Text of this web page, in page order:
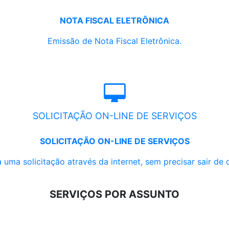
NOTA FISCAL ELETRÔNICA
Emissão de Nota Fiscal Eletrônica.
SOLICITAÇÃO ON-LINE DE SERVIÇOS
SOLICITAÇÃO ON-LINE DE SERVIÇOS
uma solicitação através da internet, sem precisar sair de
SERVIÇOS POR ASSUNTO